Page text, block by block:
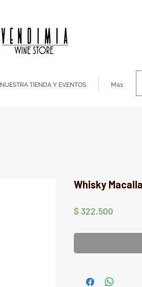
NUESTRA TIENDA Y EVENTOS Más
Whisky
$ 322.500